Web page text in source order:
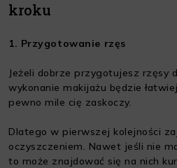
kroku
1. Przygotowanie rzęs
Jeżeli dobrze przygotujesz rzęsy
wykonanie makijażu będzie
pewno mile cię zaskoczy.
Dlatego w pierwszej kolejności
oczyszczeniem. Nawet jeśli nie
to może znajdować się na nich